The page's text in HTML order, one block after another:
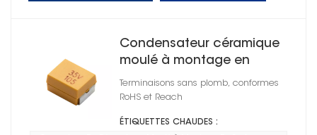
Condensateur céramique
moulé à montage en
surface série CT45 X7R
Terminaisons sans plomb, conformes
RoHS et Reach
ÉTIQUETTES CHAUDES :